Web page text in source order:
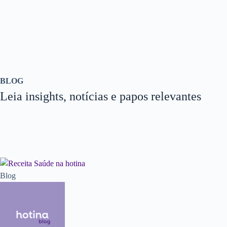
BLOG
Leia insights, notícias e papos relevantes
Blog